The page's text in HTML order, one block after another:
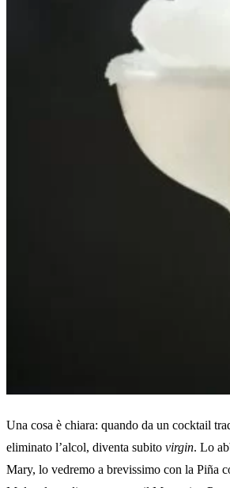
Una cosa è chiara: quando da un cocktail
eliminato l’alcol, diventa subito virgin. Lo
Mary, lo vedremo a brevissimo con la Piña